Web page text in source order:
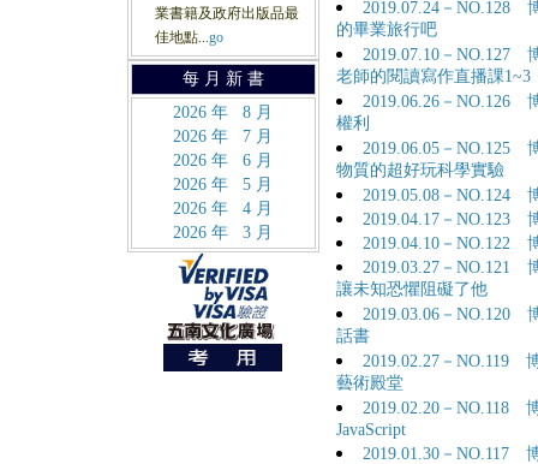
業書籍及政府出版品最
佳地點...go
每 月 新 書
2026 年 8 月
2026 年 7 月
2026 年 6 月
2026 年 5 月
2026 年 4 月
2026 年 3 月
2019.07.24－NO.128
的畢業旅行吧
2019.07.10－NO.127
老師的閱讀寫作直播課1~3
2019.06.26－NO.126
權利
2019.06.05－NO.125
物質的超好玩科學實驗
2019.05.08－NO.124
2019.04.17－NO.123
2019.04.10－NO.122
2019.03.27－NO.121
讓未知恐懼阻礙了他
2019.03.06－NO.120
話書
2019.02.27－NO.119
藝術殿堂
2019.02.20－NO.118
JavaScript
2019.01.30－NO.117